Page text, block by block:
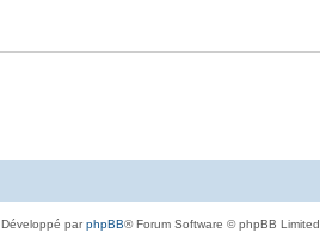
Développé parphpBB® Forum Software © phpBB Limited